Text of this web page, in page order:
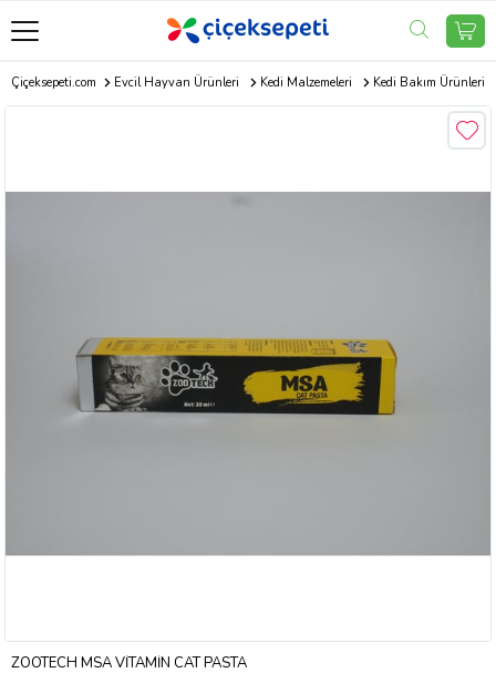
Çiçeksepeti.com Evcil Hayvan Ürünleri Kedi Malzemeleri Kedi Bakım Ürünleri
ZOOTECH MSA VİTAMİN CAT PASTA